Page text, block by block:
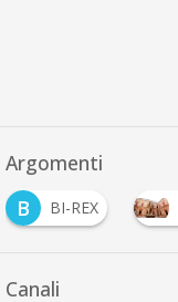
Argomenti
B
BI-REX
Canali